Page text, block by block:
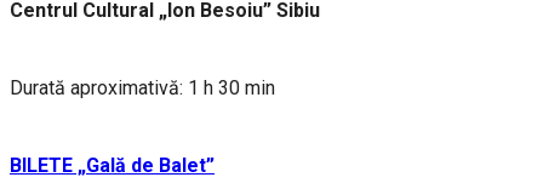
Centrul Cultural „Ion Besoiu” Sibiu
Durată aproximativă: 1 h 30 min
BILETE „Gală de Balet”